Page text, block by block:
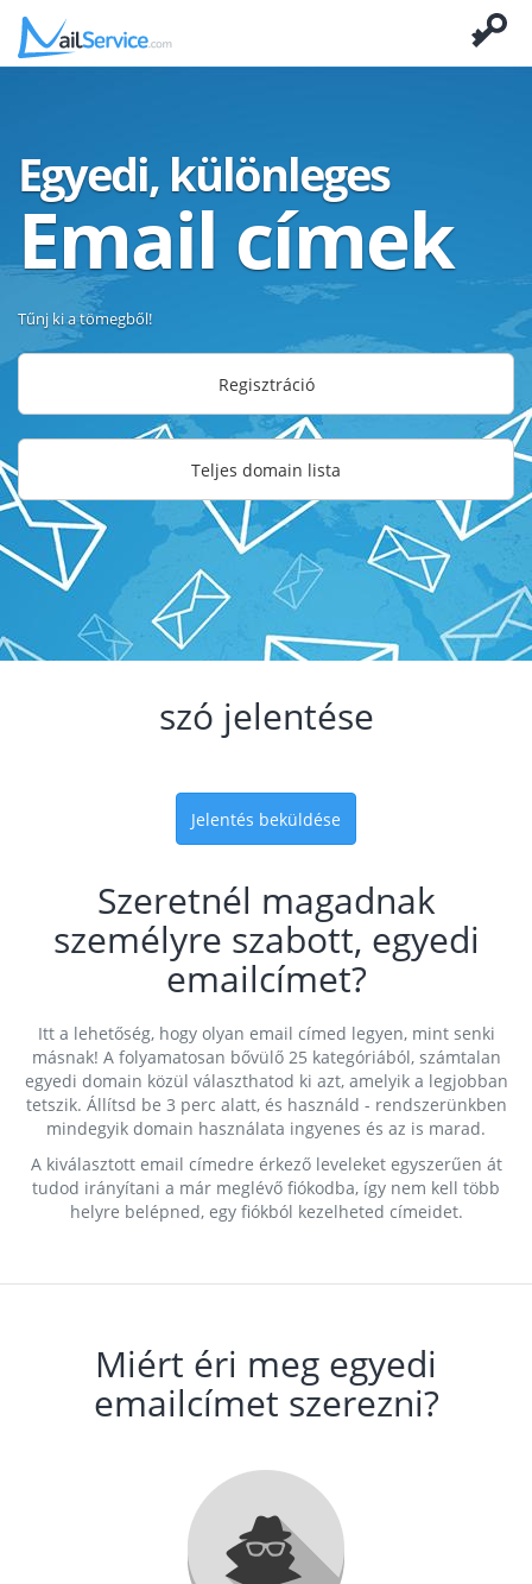
Egyedi, különleges
Email címek
Tűnj ki a tömegből!
Regisztráció
Teljes domain lista
szó jelentése
Jelentés beküldése
Szeretnél magadnak
személyre szabott, egyedi
emailcímet?
Itt a lehetőség, hogy olyan email címed legyen, mint senki
másnak! A folyamatosan bővülő 25 kategóriából, számtalan
egyedi domain közül választhatod ki azt, amelyik a legjobban
tetszik. Állítsd be 3 perc alatt, és használd - rendszerünkben
mindegyik domain használata ingyenes és az is marad.
A kiválasztott email címedre érkező leveleket egyszerűen át
tudod irányítani a már meglévő fiókodba, így nem kell több
helyre belépned, egy fiókból kezelheted címeidet.
Miért éri meg egyedi
emailcímet szerezni?